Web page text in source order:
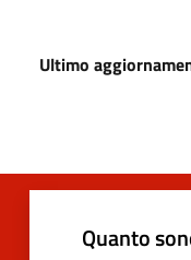
Ultimo
Quanto